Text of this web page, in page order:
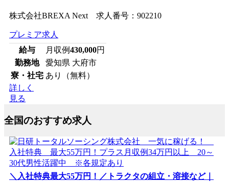
株式会社BREXA Next 求人番号：902210
プレミア求人
給与
月収例430,000円
勤務地
愛知県 大府市
寮・社宅 あり（無料）
詳しく
見る
全国のおすすめ求人
＼入社特典最大55万円！／トラクタの組立・溶接など｜